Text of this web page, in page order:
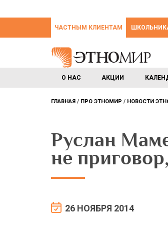
ЧАСТНЫМ КЛИЕНТАМ
О НАС АКЦИИ
ГЛАВНАЯ ПРО ЭТНОМИР НОВОСТИ
Руслан
не
26 НОЯБРЯ 2014